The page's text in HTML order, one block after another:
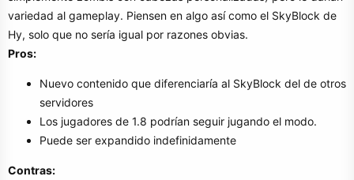
variedad al gameplay. Piensen en algo así como el SkyBlock de
Hy, solo que no sería igual por razones obvias.
Pros:
Nuevo contenido que diferenciaría al SkyBlock del de otros
servidores
Los jugadores de 1.8 podrían seguir jugando el modo.
Puede ser expandido indefinidamente
Contras: